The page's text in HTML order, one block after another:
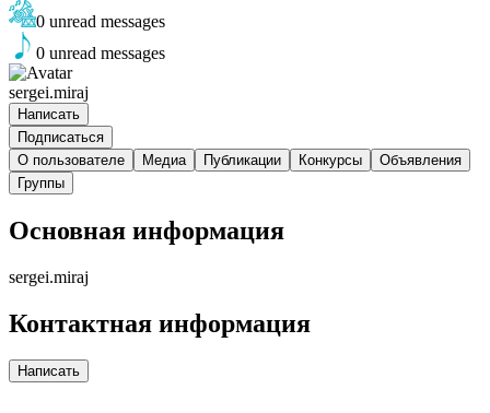
0 unread messages
0 unread messages
sergei.miraj
Написать
Подписаться
О пользователе
Медиа Публикации Конкурсы
Объявления
Группы
Основная информация
sergei.miraj
Контактная информация
Написать